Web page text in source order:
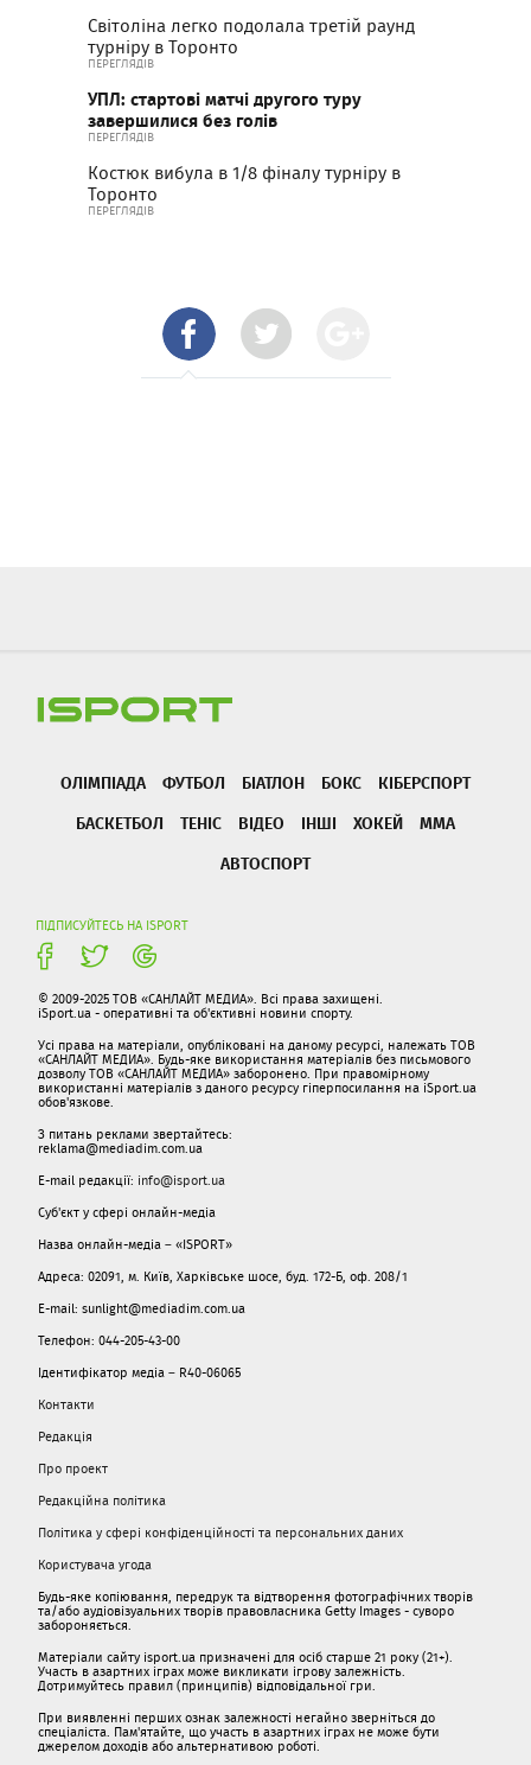
Світоліна легко подолала третій раунд
турніру в Торонто
ПЕРЕГЛЯДІВ
УПЛ: стартові матчі другого туру
завершилися без голів
ПЕРЕГЛЯДІВ
Костюк вибула в 1/8 фіналу турніру в
Торонто
ПЕРЕГЛЯДІВ
ОЛІМПІАДА ФУТБОЛ БІАТЛОН БОКС
КІБЕРСПОРТ
БАСКЕТБОЛ
ТЕНІС ВІДЕО ІНШІ ХОКЕЙ
ММА
АВТОСПОРТ
ПІДПИСУЙТЕСЬ НА ISPORT
© 2009-2025 ТОВ «САНЛАЙТ МЕДИА». Всі права захищені.
iSport.ua - оперативні та об'єктивні новини спорту.
Усі права на матеріали, опубліковані на даному ресурсі, належать ТОВ
«САНЛАЙТ МЕДИА». Будь-яке використання матеріалів без письмового
дозволу ТОВ «САНЛАЙТ МЕДИА» заборонено. При правомірному
використанні матеріалів з даного ресурсу гіперпосилання на iSport.ua
обов'язкове.
З питань реклами звертайтесь:
reklama@mediadim.com.ua
E-mail редакції: info@isport.ua
Суб'єкт у сфері онлайн-медіа
Назва онлайн-медіа – «ISPORT»
Адреса: 02091, м. Київ, Харківське шосе, буд. 172-Б, оф. 208/1
E-mail: sunlight@mediadim.com.ua
Телефон: 044-205-43-00
Ідентифікатор медіа – R40-06065
Контакти
Редакція
Про проект
Редакційна політика
Політика у сфері конфіденційності та персональних даних
Користувача угода
Будь-яке копіювання, передрук та відтворення фотографічних творів
та/або аудіовізуальних творів правовласника Getty Images - суворо
забороняється.
Матеріали сайту isport.ua призначені для осіб старше 21 року (21+).
Участь в азартних іграх може викликати ігрову залежність.
Дотримуйтесь правил (принципів) відповідальної гри.
При виявленні перших ознак залежності негайно зверніться до
спеціаліста. Пам'ятайте, що участь в азартних іграх не може бути
джерелом доходів або альтернативою роботі.